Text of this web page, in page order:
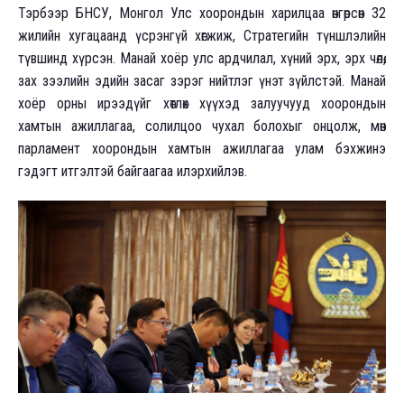
Тэрбээр БНСУ, Монгол Улс хоорондын харилцаа өнгөрсөн 32
жилийн хугацаанд үсрэнгүй хөгжиж, Стратегийн түншлэлийн
түвшинд хүрсэн. Манай хоёр улс ардчилал, хүний эрх, эрх чөлөө,
зах зээлийн эдийн засаг зэрэг нийтлэг үнэт зүйлстэй. Манай
хоёр орны ирээдүйг хөтлөх хүүхэд залуучууд хоорондын
хамтын ажиллагаа, солилцоо чухал болохыг онцолж, мөн
парламент хоорондын хамтын ажиллагаа улам бэхжинэ
гэдэгт итгэлтэй байгаагаа илэрхийлэв.